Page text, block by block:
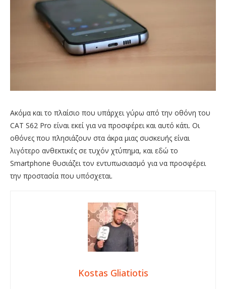
Ακόμα και το πλαίσιο που υπάρχει γύρω από την οθόνη του
CAT S62 Pro είναι εκεί για να προσφέρει και αυτό κάτι. Οι
οθόνες που πλησιάζουν στα άκρα μιας συσκευής είναι
λιγότερο ανθεκτικές σε τυχόν χτύπημα, και εδώ το
Smartphone θυσιάζει τον εντυπωσιασμό για να προσφέρει
την προστασία που υπόσχεται.
Kostas Gliatiotis